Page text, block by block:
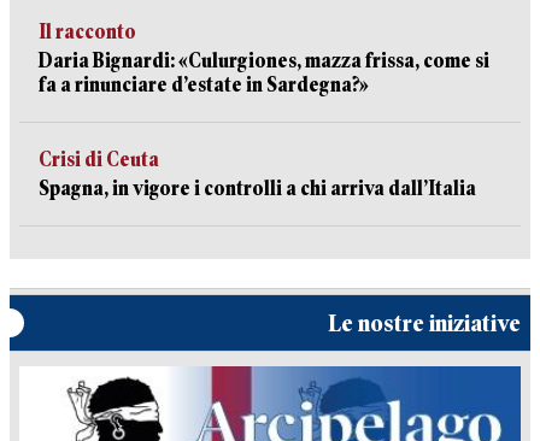
Il racconto
Daria Bignardi: «Culurgiones, mazza frissa, come si
fa a rinunciare d’estate in Sardegna?»
Crisi di Ceuta
Spagna, in vigore i controlli a chi arriva dall’Italia
Le nostre iniziative